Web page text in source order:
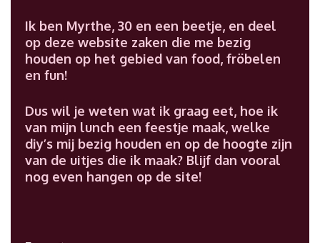
Ik ben Myrthe, 30 en een beetje, en deel
op deze website zaken die me bezig
houden op het gebied van food, fröbelen
en fun!
Dus wil je weten wat ik graag eet, hoe ik
van mijn lunch een feestje maak, welke
diy’s mij bezig houden en op de hoogte zijn
van de uitjes die ik maak? Blijf dan vooral
nog even hangen op de site!